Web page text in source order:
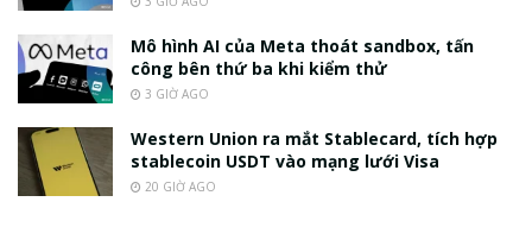
Mô hình AI của Meta thoát sandbox, tấn
công bên thứ ba khi kiểm thử
3 GIỜ AGO
Western Union ra mắt Stablecard, tích hợp
stablecoin USDT vào mạng lưới Visa
20 GIỜ AGO